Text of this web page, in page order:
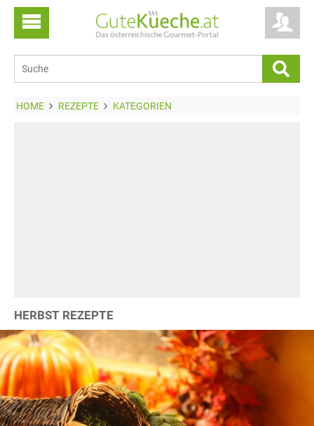
HOME REZEPTE KATEGORIEN
HERBST REZEPTE